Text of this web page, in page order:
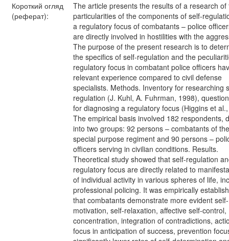
Короткий огляд
(реферат):
The article presents the results of a research of
particularities of the components of self-
a regulatory focus of combatants – police
are directly involved in hostilities with the
The purpose of the present research is to
the specifics of self-regulation and the
regulatory focus in combatant police officers
relevant experience compared to civil defense
specialists. Methods. Inventory for researching
regulation (J. Kuhl, A. Fuhrman, 1998),
for diagnosing a regulatory focus (Higgins et
The empirical basis involved 182 respondents,
into two groups: 92 persons – combatants of the
special purpose regiment and 90 persons –
officers serving in civilian conditions. Results.
Theoretical study showed that self-regulation
regulatory focus are directly related to
of individual activity in various spheres of life,
professional policing. It was empirically
that combatants demonstrate more evident self-
motivation, self-relaxation, affective self-control,
concentration, integration of contradictions,
focus in anticipation of success, prevention